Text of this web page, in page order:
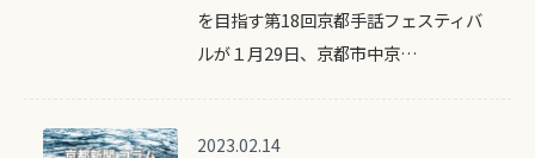
を目指す第18回京都手話フェスティバ
ルが１月29日、京都市中京…
2023.02.14